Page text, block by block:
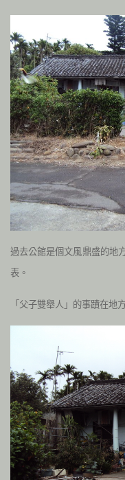
過去公館是個文風鼎盛的地
表。
「父子雙舉人」的事蹟在地